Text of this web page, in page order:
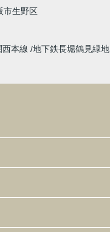
市生野区
西本線 地下鉄長堀鶴見緑地